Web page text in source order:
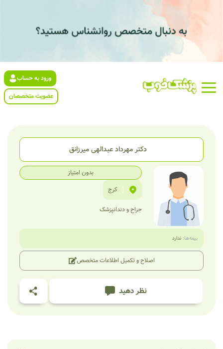
ورود به حساب
عضویت متخصصان
دکتر مهرداد عبدالهی میرزانق
بدون امتیاز
|
کرج
جراح و دندانپزشک
بیمه‌ها: ندارد
اصلاح و تکمیل اطلاعات متخصص
نظر دهید